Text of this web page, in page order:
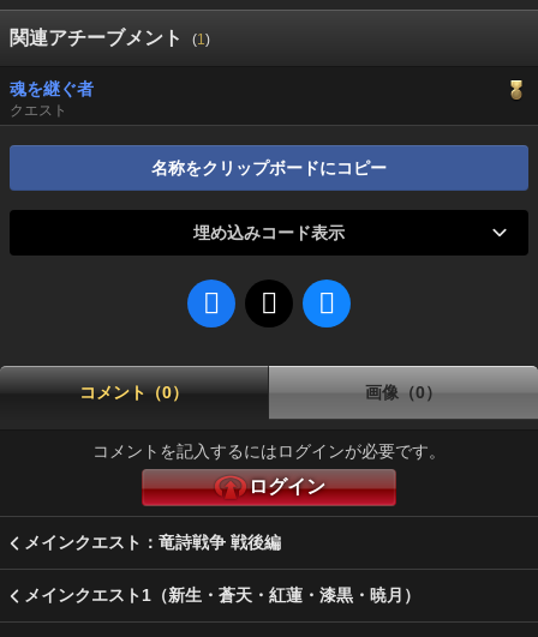
関連アチーブメント (1)
魂を継ぐ者
クエスト
名称をクリップボードにコピー
埋め込みコード表示
コメント（0） 画像（0）
コメントを記入するにはログインが必要です。
ログイン
メインクエスト：竜詩戦争 戦後編
メインクエスト1（新生・蒼天・紅蓮・漆黒・暁月）